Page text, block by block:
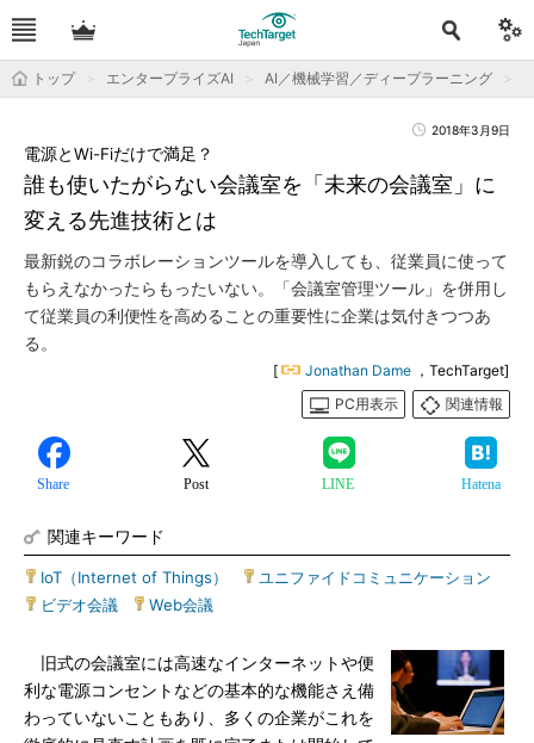
トップ エンタープライズAI AI／機械学習／ディープラーニング
2018年3月9日
誰も使いたがらない会議室を「未来の会議室」に
変える先進技術とは
電源とWi-Fiだけで満足？
最新鋭のコラボレーションツールを導入しても、従業員に使って
もらえなかったらもったいない。「会議室管理ツール」を併用し
て従業員の利便性を高めることの重要性に企業は気付きつつあ
る。
[ Jonathan Dame ，TechTarget]
PC用表示
関連情報
Share Post LINE Hatena
関連キーワード
IoT（Internet of Things） ユニファイドコミュニケーション
ビデオ会議
Web会議
旧式の会議室には高速なインターネットや便
利な電源コンセントなどの基本的な機能さえ備
わっていないこともあり、多くの企業がこれを